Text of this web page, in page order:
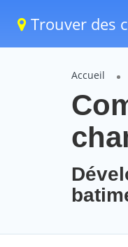
Trouver des
Accueil